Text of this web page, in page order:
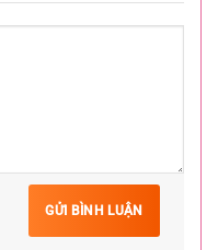
GỬI BÌNH LUẬN